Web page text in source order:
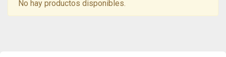
No hay productos disponibles.